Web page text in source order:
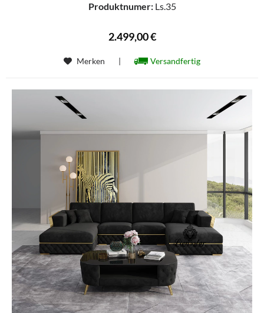
Produktnumer:Ls.35
2.499,00 €
Merken | Versandfertig